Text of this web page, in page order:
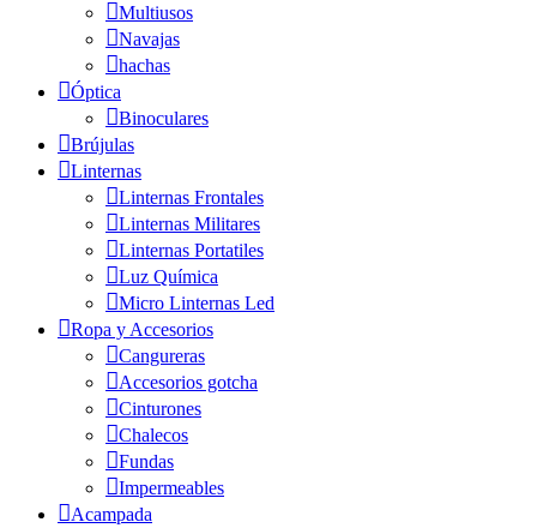
Multiusos
Navajas
hachas
Óptica
Binoculares
Brújulas
Linternas
Linternas Frontales
Linternas Militares
Linternas Portatiles
Luz Química
Micro Linternas Led
Ropa y Accesorios
Cangureras
Accesorios gotcha
Cinturones
Chalecos
Fundas
Impermeables
Acampada